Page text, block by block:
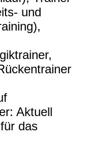
und
Aktuell
das